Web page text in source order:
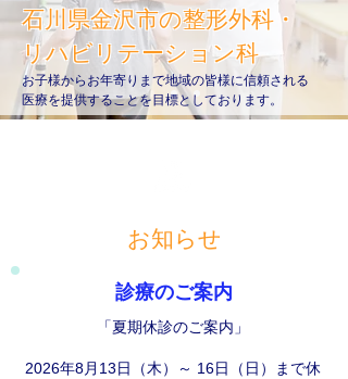
石川県金沢市の整形外科・
リハビリテーション科
お子様からお年寄りまで地域の皆様に信頼される
医療を提供することを目標としております。
お知らせ
診療のご案内
「夏期休診のご案内」
2026年8月13日（木）～ 16日（日）まで休